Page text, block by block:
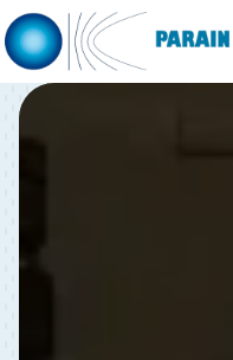
Panneau de gestion des